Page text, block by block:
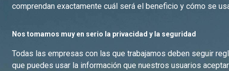
comprendan exactamente cuál será el beneficio y cómo se
Nos tomamos muy en serio la privacidad y la seguridad
Todas las empresas con las que trabajamos deben seguir
que puedes usar la información que nuestros usuarios